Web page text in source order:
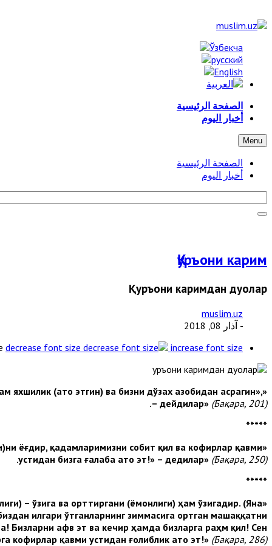
الصفحة الرئيسية
أخبار اليوم
Menu
الصفحة الرئيسية
أخبار اليوم
Қуръони карим
Қуръони каримдан дуолар
muslim.uz
- آذار 08, 2018
decrease font size increase font size
«
(ато этгин) ва бизни дўзах азобидан асрагин»,
– дейдилар» (Бақара, 201).
*****
«
ёғдир, қадамларимизни собит қил ва кофирлар қавми
устидан бизга ғалаба ато эт!» – дедилар» (Бақара, 250).
*****
«
– ўзига ва орттиргани (ёмонлиги) ҳам ўзигадир. (Яна
илгари ўтганларнинг зиммасига ортган машаққатни
Бизларни афв эт ва кечир ҳамда бизларга раҳм қил! Сен
кофирлар қавми устидан ғолиблик ато эт!» (Бақара, 286).